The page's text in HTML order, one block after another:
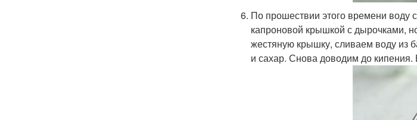
По прошествии этого времени воду
капроновой крышкой с дырочками,
жестяную крышку, сливаем воду из
и сахар. Снова доводим до